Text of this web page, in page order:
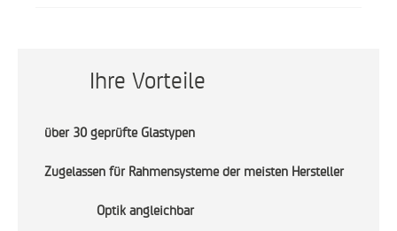
Ihre Vorteile
über 30 geprüfte Glastypen
Zugelassen für Rahmensysteme der meisten Hersteller
Optik angleichbar